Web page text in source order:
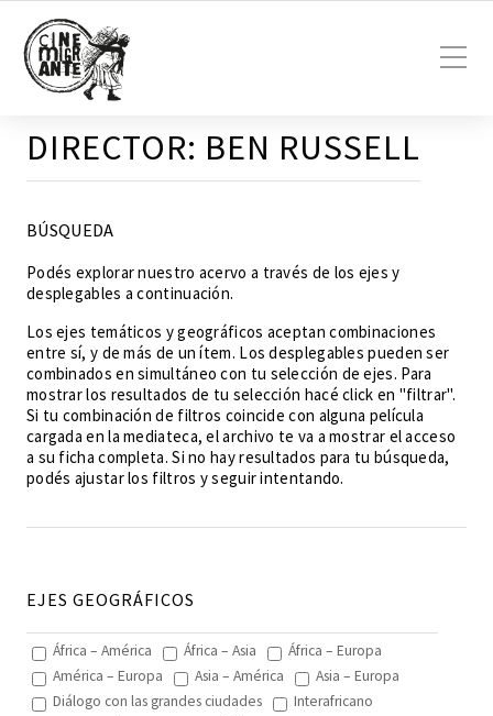
DIRECTOR: BEN RUSSELL
BÚSQUEDA
Podés explorar nuestro acervo a través de los ejes y
desplegables a continuación.
Los ejes temáticos y geográficos aceptan combinaciones
entre sí, y de más de un ítem. Los desplegables pueden ser
combinados en simultáneo con tu selección de ejes. Para
mostrar los resultados de tu selección hacé click en "filtrar".
Si tu combinación de filtros coincide con alguna película
cargada en la mediateca, el archivo te va a mostrar el acceso
a su ficha completa. Si no hay resultados para tu búsqueda,
podés ajustar los filtros y seguir intentando.
EJES GEOGRÁFICOS
África – América África – Asia
África – Europa
América – Europa
Asia – América
Asia – Europa
Diálogo con las grandes ciudades
Interafricano